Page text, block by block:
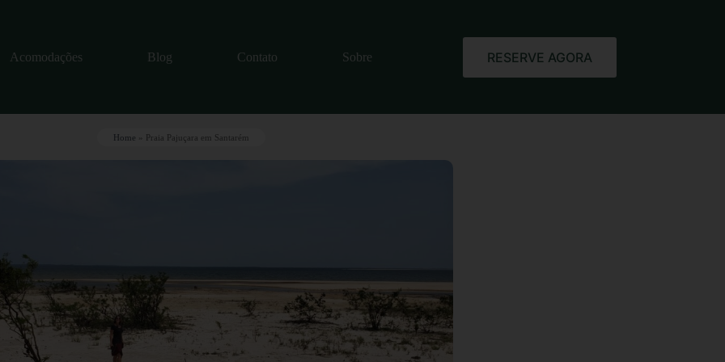
Acomodações Blog Contato Sobre RESERVE AGORA
Home Praia Pajuçara em Santarém